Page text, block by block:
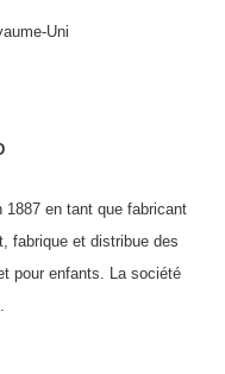
Uni
en tant que fabricant
fabrique et distribue des
pour enfants. La société